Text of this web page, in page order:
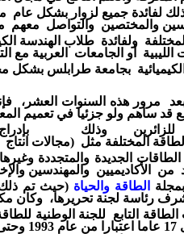
لفائدة جميع لزوار بشكل عام
والمختصين والتواصل معهم
ولفائدة طلاب الهندسة
الليبية أو الجامعات العربية مع
بجامعة طرابلس بشكل
مرور هذه السنوات العشر،
قد ساهم ولو جزئيافي تعميم
للزائرين وذلك
المختلفةمثل (مجالات
الجديدة والمتجددة
من الأكاديميين والمهندسين
الطاقة والحياة (حيث تم
رئاسة لجنة تحريرها، وكان
الطاقة التابع للجنة الوطنية
اعتبارا من عام 1993 وحتى عام